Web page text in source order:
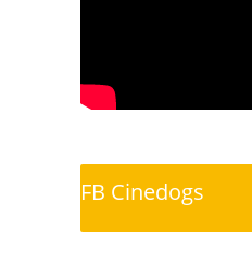
FB Cinedogs